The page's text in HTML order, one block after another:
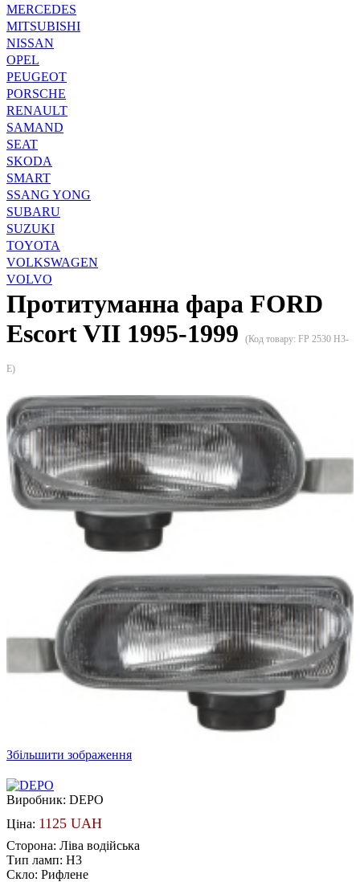
MERCEDES
MITSUBISHI
NISSAN
OPEL
PEUGEOT
PORSCHE
RENAULT
SAMAND
SEAT
SKODA
SMART
SSANG YONG
SUBARU
SUZUKI
TOYOTA
VOLKSWAGEN
VOLVO
Протитуманна фара FORD
Escort VII 1995-1999
(Код товару: FP 2530 H3-
E)
Збільшити зображення
Виробник: DEPO
Ціна: 1125 UAH
Сторона: Ліва водійська
Тип ламп: Н3
Скло: Рифлене